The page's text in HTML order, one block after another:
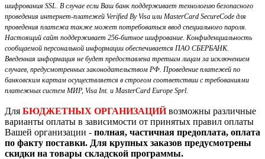
шифрования SSL. В случае если Ваш банк поддерживает технологию безопасного
проведения интернет-платежей Verified By Visa или MasterCard SecureCode для
проведения платежа также может потребоваться ввод специального пароля.
Настоящий сайт поддерживает 256-битное шифрование. Конфиденциальность
сообщаемой персональной информации обеспечивается ПАО СБЕРБАНК.
Введенная информация не будет предоставлена третьим лицам за исключением
случаев, предусмотренных законодательством РФ. Проведение платежей по
банковским картам осуществляется в строгом соответствии с требованиями
платежных систем МИР, Visa Int. и MasterCard Europe Sprl.
Для БЮДЖЕТНЫХ ОРГАНИЗАЦИЙ возможны различные
варианты оплаты в зависимости от принятых правил оплаты
Вашей организации - полная, частичная предоплата, оплата
по факту поставки. Для крупных заказов предусмотрены
скидки на товары складской программы.